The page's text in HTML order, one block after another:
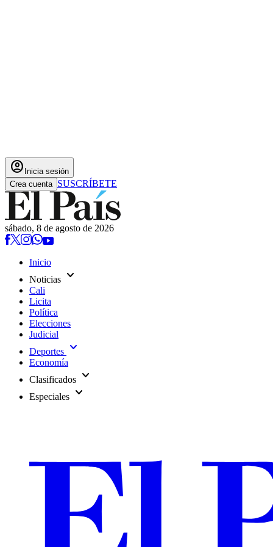
account_circle Inicia sesión
Crea cuenta SUSCRÍBETE
sábado, 8 de agosto de 2026
Inicio
Noticias expand_more
Cali
Licita
Política
Elecciones
Judicial
Deportes expand_more
Economía
Clasificados expand_more
Especiales expand_more